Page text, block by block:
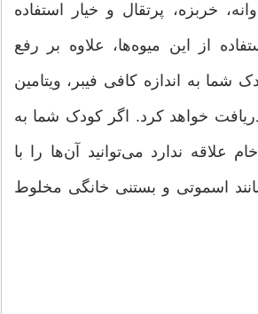
خربزه، پرتقال و خیار استفاده
از این میوه‌ها، علاوه بر رفع
به اندازه کافی فیبر، ویتامین
خواهد کرد. اگر کودک شما به
علاقه ندارد می‌توانید آن‌ها را با
اسموتی و بستنی خانگی مخلوط